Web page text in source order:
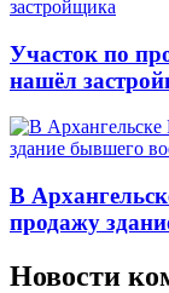
Участок по
нашёл
В
продажу
Новости